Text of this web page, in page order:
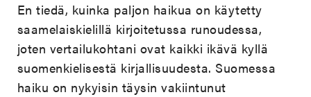
En tiedä, kuinka paljon haikua on käytetty
saamelaiskielillä kirjoitetussa runoudessa,
joten vertailukohtani ovat kaikki ikävä kyllä
suomenkielisestä kirjallisuudesta. Suomessa
haiku on nykyisin täysin vakiintunut